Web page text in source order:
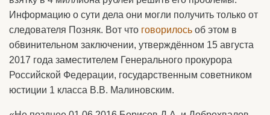
Информацию о сути дела они могли получить только от
следователя Позняк. Вот что говорилось об этом в
обвинительном заключении, утверждённом 15 августа
2017 года заместителем Генерального прокурора
Российской Федерации, государственным советником
юстиции 1 класса В.В. Малиновским.